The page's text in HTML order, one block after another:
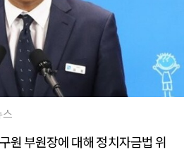
스
원 부원장에 대해 정치자금법 위